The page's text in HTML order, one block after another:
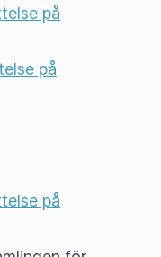
på
på
på